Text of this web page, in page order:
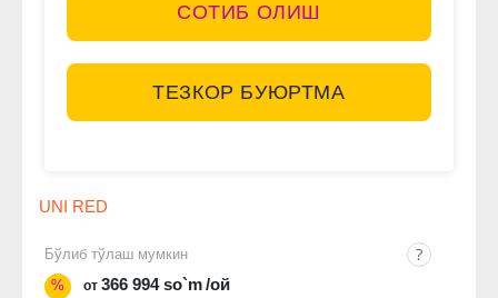
СОТИБ ОЛИШ
ТЕЗКОР БУЮРТМА
UNI RED
Бўлиб тўлаш мумкин
%
от 366 994 so`m/ой